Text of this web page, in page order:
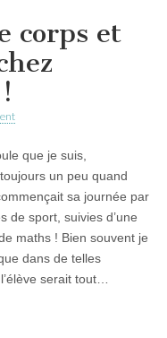
corps et
que je suis,
un peu quand
sa journée par
de sport, suivies d’une
maths ! Bien souvent je
dans de telles
serait tout…